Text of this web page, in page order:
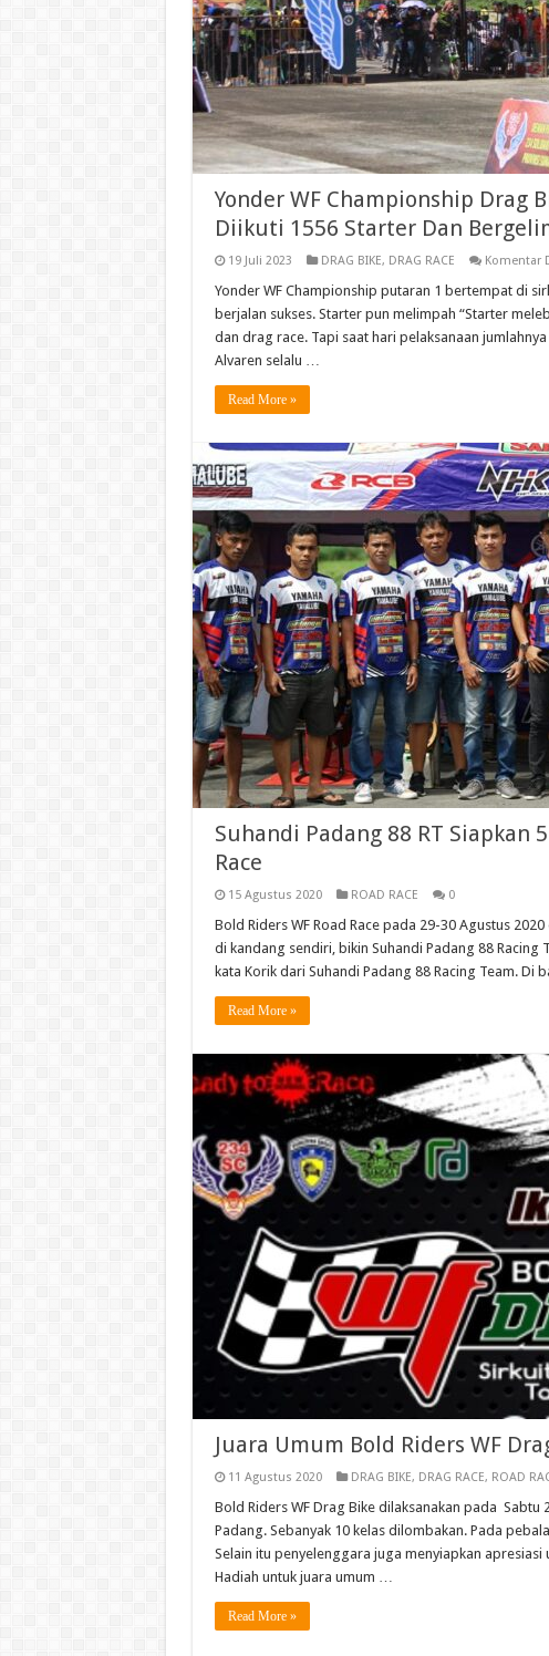
Yonder WF Championship Drag
Diikuti 1556 Starter Dan
19 Juli 2023 DRAG BIKE, DRAG RACE Komentar
Yonder WF Championship putaran 1 bertempat di
berjalan sukses. Starter pun melimpah “Starter
dan drag race. Tapi saat hari pelaksanaan
Alvaren selalu …
Read More »
Suhandi Padang 88 RT Siapkan
Race
15 Agustus 2020 ROAD RACE 0
Bold Riders WF Road Race pada 29-30 Agustus
di kandang sendiri, bikin Suhandi Padang 88 Racing
kata Korik dari Suhandi Padang 88 Racing Team.
Read More »
Juara Umum Bold Riders WF
11 Agustus 2020 DRAG BIKE, DRAG RACE, ROAD
Bold Riders WF Drag Bike dilaksanakan pada Sabtu
Padang. Sebanyak 10 kelas dilombakan. Pada
Selain itu penyelenggara juga menyiapkan
Hadiah untuk juara umum …
Read More »